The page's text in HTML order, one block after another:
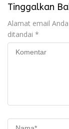
Tinggalkan
Alamat email
ditandai *